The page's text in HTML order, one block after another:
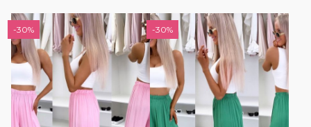
-30% -30%